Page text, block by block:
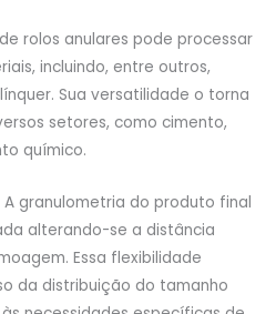
rolos anulares pode processar
incluindo, entre outros,
Sua versatilidade o torna
setores, como cimento,
químico.
granulometria do produto final
alterando-se a distância
Essa flexibilidade
da distribuição do tamanho